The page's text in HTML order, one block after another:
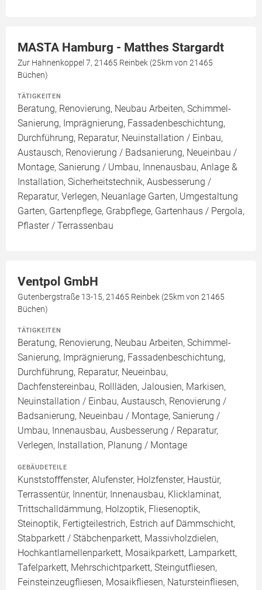
MASTA Hamburg - Matthes Stargardt
Zur Hahnenkoppel 7, 21465 Reinbek (25km von 21465
Büchen)
TÄTIGKEITEN
Beratung, Renovierung, Neubau Arbeiten, Schimmel-
Sanierung, Imprägnierung, Fassadenbeschichtung,
Durchführung, Reparatur, Neuinstallation / Einbau,
Austausch, Renovierung / Badsanierung, Neueinbau /
Montage, Sanierung / Umbau, Innenausbau, Anlage &
Installation, Sicherheitstechnik, Ausbesserung /
Reparatur, Verlegen, Neuanlage Garten, Umgestaltung
Garten, Gartenpflege, Grabpflege, Gartenhaus / Pergola,
Pflaster / Terrassenbau
Ventpol GmbH
Gutenbergstraße 13-15, 21465 Reinbek (25km von 21465
Büchen)
TÄTIGKEITEN
Beratung, Renovierung, Neubau Arbeiten, Schimmel-
Sanierung, Imprägnierung, Fassadenbeschichtung,
Durchführung, Reparatur, Neueinbau,
Dachfenstereinbau, Rollläden, Jalousien, Markisen,
Neuinstallation / Einbau, Austausch, Renovierung /
Badsanierung, Neueinbau / Montage, Sanierung /
Umbau, Innenausbau, Ausbesserung / Reparatur,
Verlegen, Installation, Planung / Montage
GEBÄUDETEILE
Kunststofffenster, Alufenster, Holzfenster, Haustür,
Terrassentür, Innentür, Innenausbau, Klicklaminat,
Trittschalldämmung, Holzoptik, Fliesenoptik,
Steinoptik, Fertigteilestrich, Estrich auf Dämmschicht,
Stabparkett / Stäbchenparkett, Massivholzdielen,
Hochkantlamellenparkett, Mosaikparkett, Lamparkett,
Tafelparkett, Mehrschichtparkett, Steingutfliesen,
Feinsteinzeugfliesen, Mosaikfliesen, Natursteinfliesen,